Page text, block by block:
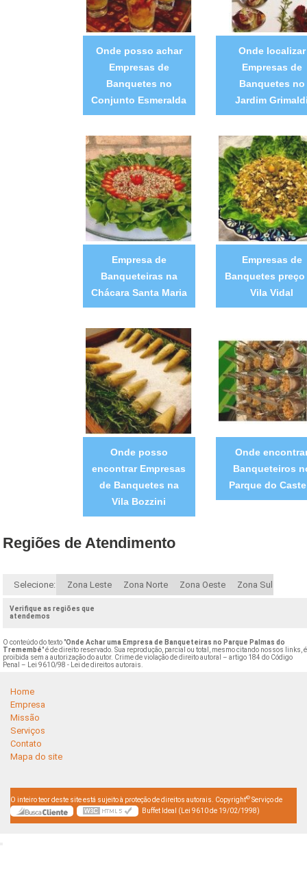
Onde posso achar
Empresas de
Banquetes no
Conjunto Esmeralda
Onde localizar
Empresas de
Banquetes no
Jardim
Empresa de
Banqueteiras na
Chácara Santa Maria
Empresas de
Banquetes preço
Vila Vidal
Onde posso
encontrar Empresas
de Banquetes na
Vila Bozzini
Onde
Banqueteiros
Parque do
Regiões de Atendimento
Selecione: Zona Leste Zona Norte Zona Oeste Zona Sul
Verifique as regiões que
atendemos
O conteúdo do texto "Onde Achar uma Empresa de Banqueteiras no Parque Palmas do
Tremembé" é de direito reservado. Sua reprodução, parcial ou total, mesmo citando nossos links, é
proibida sem a autorização do autor. Crime de violação de direito autoral – artigo 184 do Código
Penal –
Lei 9610/98 - Lei de direitos autorais
Home
Empresa
Missão
Serviços
Contato
Mapa do site
O inteiro teor deste site está sujeito à proteção de direitos autorais. Copyright© Serviço de
Buffet Ideal (Lei 9610 de 19/02/1998)